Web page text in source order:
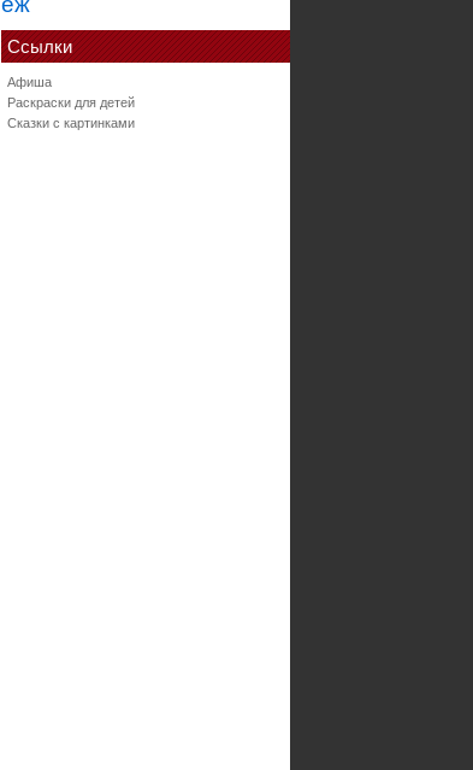
Ссылки
Афиша
Раскраски для детей
Сказки с картинками